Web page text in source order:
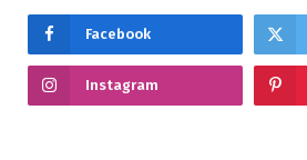
Facebook
Instagram